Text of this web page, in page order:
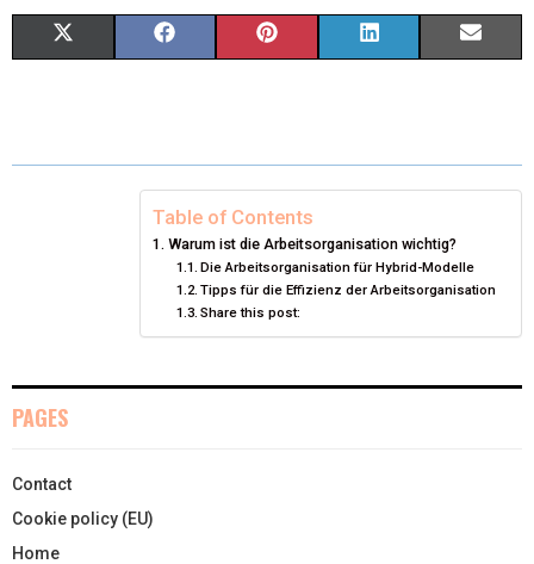
W E
B
O
O
K
T
R
E
S
K
D
I
N
I
Table of Contents
Warum ist die Arbeitsorganisation wichtig?
Die Arbeitsorganisation für Hybrid-Modelle
Tipps für die Effizienz der Arbeitsorganisation
Share this post:
PAGES
Contact
Cookie policy (EU)
Home